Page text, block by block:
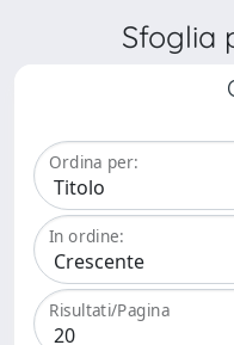
Sfoglia
Ordina per:
In ordine:
Risultati/Pagina